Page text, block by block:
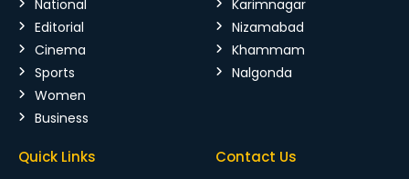
National
Editorial
Cinema
Sports
Women
Business
Karimnagar
Nizamabad
Khammam
Nalgonda
Quick Links Contact Us